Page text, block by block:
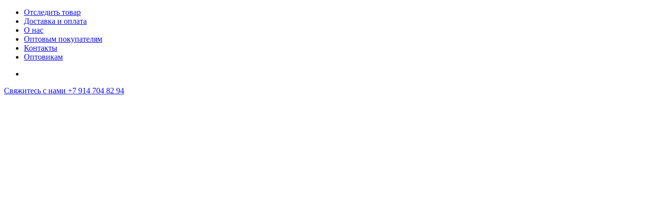
Отследить товар
Доставка и оплата
О нас
Оптовым покупателям
Контакты
Оптовикам
Свяжитесь с нами +7 914 704 82 94